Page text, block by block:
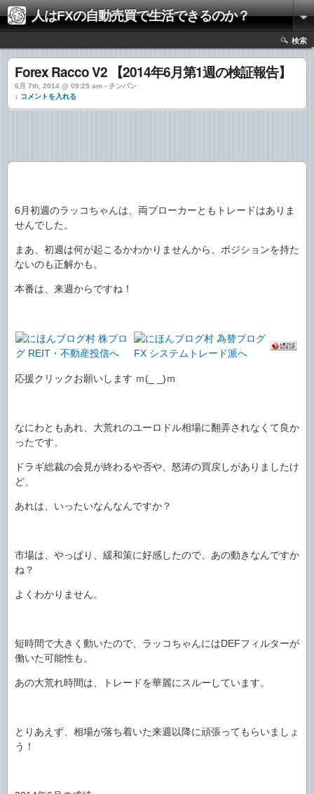
人はFXの自動売買で生活できるのか？
検索
Forex Racco V2 【2014年6月第1週の検証報告】
6月 7th, 2014 @ 09:25 am › チンパン
↓ コメントを入れる
6月初週のラッコちゃんは、両ブローカーともトレードはありま
せんでした。
まあ、初週は何が起こるかわかりませんから、ポジションを持た
ないのも正解かも。
本番は、来週からですね！
応援クリックお願いします ｍ(_ _)ｍ
なにわともあれ、大荒れのユーロドル相場に翻弄されなくて良か
ったです。
ドラギ総裁の会見が終わるや否や、怒涛の買戻しがありましたけ
ど、
あれは、いったいなんなんですか？
市場は、やっぱり、緩和策に好感したので、あの動きなんですか
ね？
よくわかりません。
短時間で大きく動いたので、ラッコちゃんにはDEFフィルターが
働いた可能性も。
あの大荒れ時間は、トレードを華麗にスルーしています。
とりあえず、相場が落ち着いた来週以降に頑張ってもらいましょ
う！